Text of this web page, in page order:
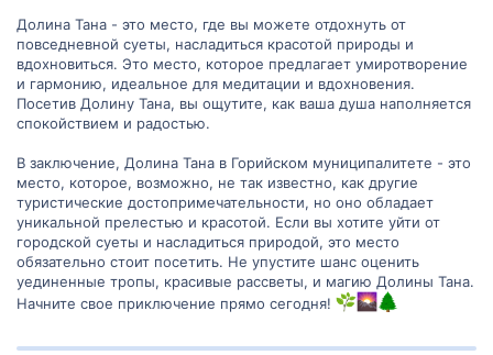
Долина Тана - это место, где вы можете отдохнуть от
повседневной суеты, насладиться красотой природы и
вдохновиться. Это место, которое предлагает умиротворение
и гармонию, идеальное для медитации и вдохновения.
Посетив Долину Тана, вы ощутите, как ваша душа наполняется
спокойствием и радостью.
В заключение, Долина Тана в Горийском муниципалитете - это
место, которое, возможно, не так известно, как другие
туристические достопримечательности, но оно обладает
уникальной прелестью и красотой. Если вы хотите уйти от
городской суеты и насладиться природой, это место
обязательно стоит посетить. Не упустите шанс оценить
уединенные тропы, красивые рассветы, и магию Долины Тана.
Начните свое приключение прямо сегодня!